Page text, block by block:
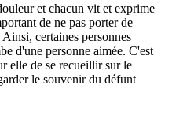
et chacun vit et exprime
de ne pas porter de
certaines personnes
d'une personne aimée. C'est
elle de se recueillir sur le
le souvenir du défunt